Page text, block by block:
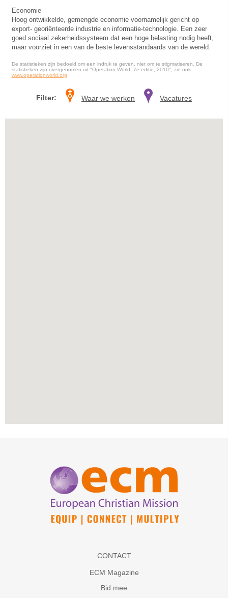
Economie
Hoog ontwikkelde, gemengde economie voornamelijk gericht op
export- georiënteerde industrie en informatie-technologie. Een zeer
goed sociaal zekerheidssysteem dat een hoge belasting nodig heeft,
maar voorziet in een van de beste levensstandaards van de wereld.
De statistieken zijn bedoeld om een indruk te geven, niet om te stigmatiseren. De
statistieken zijn overgenomen uit "Operation World, 7e editie, 2010", zie ook
www.operationworld.org
Filter: Waar we werken Vacatures
CONTACT
ECM Magazine
Bid mee